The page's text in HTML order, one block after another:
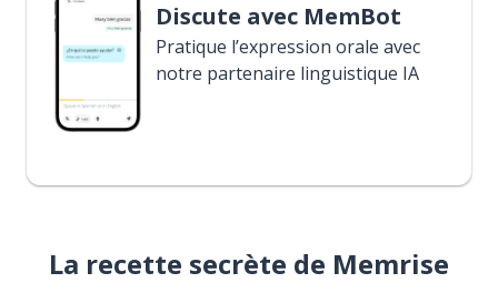
Discute avec MemBot
Pratique l’expression orale avec
notre partenaire linguistique IA
La recette secrète de Memrise